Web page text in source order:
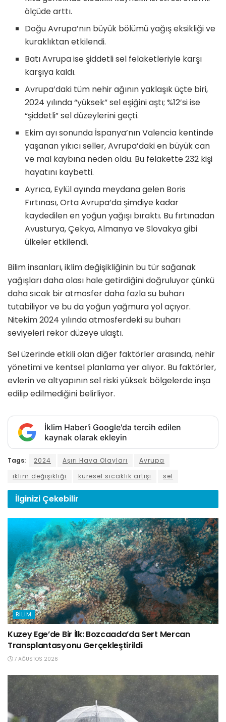
ölçüde arttı.
Doğu Avrupa’nın büyük bölümü yağış eksikliği ve
kuraklıktan etkilendi.
Batı Avrupa ise şiddetli sel felaketleriyle karşı
karşıya kaldı.
Avrupa’daki tüm nehir ağının yaklaşık üçte biri,
2024 yılında “yüksek” sel eşiğini aştı; %12’si ise
“şiddetli” sel düzeylerini geçti.
Ekim ayı sonunda İspanya’nın Valencia kentinde
yaşanan yıkıcı seller, Avrupa’daki en büyük can
ve mal kaybına neden oldu. Bu felakette 232 kişi
hayatını kaybetti.
Ayrıca, Eylül ayında meydana gelen Boris
Fırtınası, Orta Avrupa’da şimdiye kadar
kaydedilen en yoğun yağışı bıraktı. Bu fırtınadan
Avusturya, Çekya, Almanya ve Slovakya gibi
ülkeler etkilendi.
Bilim insanları, iklim değişikliğinin bu tür sağanak
yağışları daha olası hale getirdiğini doğruluyor çünkü
daha sıcak bir atmosfer daha fazla su buharı
tutabiliyor ve bu da yoğun yağmura yol açıyor.
Nitekim 2024 yılında atmosferdeki su buharı
seviyeleri rekor düzeye ulaştı.
Sel üzerinde etkili olan diğer faktörler arasında, nehir
yönetimi ve kentsel planlama yer alıyor. Bu faktörler,
evlerin ve altyapının sel riski yüksek bölgelerde inşa
edilip edilmediğini belirliyor.
İklim Haber'i Google'da tercih edilen
kaynak olarak ekleyin
Tags: 2024 Aşırı Hava Olayları
Avrupa
iklim değişikliği
küresel sıcaklık artışı sel
İlginizi Çekebilir
BILIM
Kuzey Ege’de Bir İlk: Bozcaada’da Sert Mercan
Transplantasyonu Gerçekleştirildi
7 AĞUSTOS 2026